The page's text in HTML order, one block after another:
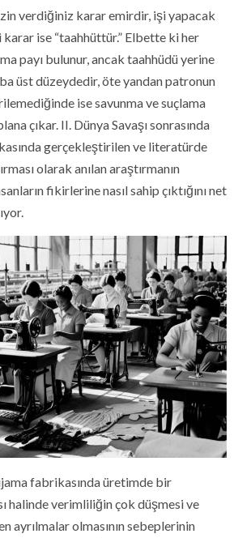
verdiğiniz karar emirdir, işi yapacak
ise “taahhüttür.” Elbette ki her
payı bulunur, ancak taahhüdü yerine
üst düzeydedir, öte yandan patronun
ise savunma ve suçlama
çıkar. II. Dünya Savaşı sonrasında
gerçekleştirilen ve literatürde
olarak anılan araştırmanın
fikirlerine nasıl sahip çıktığını net
fabrikasında üretimde bir
halinde verimliliğin çok düşmesi ve
ayrılmalar olmasının sebeplerinin